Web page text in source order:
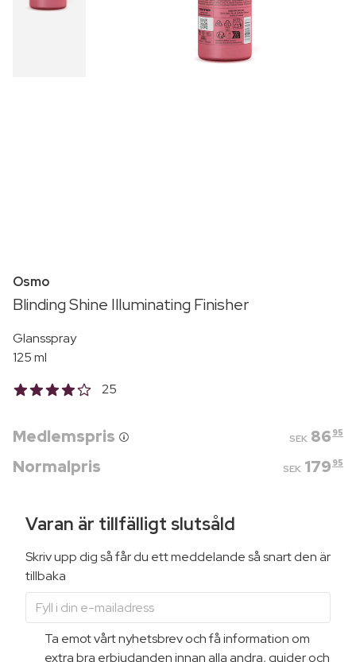
Osmo
Blinding Shine Illuminating Finisher
Glansspray
125 ml
25
Medlemspris SEK 86 95
Normalpris SEK 179 95
Varan är tillfälligt slutsåld
Skriv upp dig så får du ett meddelande så snart den är
tillbaka
Ta emot vårt nyhetsbrev och få information om
extra bra erbjudanden innan alla andra, guider och